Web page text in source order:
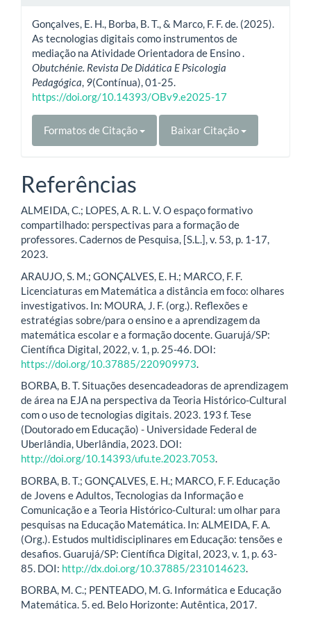
Gonçalves, E. H., Borba, B. T., & Marco, F. F. de. (2025).
As tecnologias digitais como instrumentos de
mediação na Atividade Orientadora de Ensino .
Obutchénie. Revista De Didática E Psicologia
Pedagógica 9(Contínua), 01-25.
https://doi.org/10.14393/OBv9.e2025-17
Formatos de Citação Baixar Citação
Referências
ALMEIDA, C.; LOPES, A. R. L. V. O espaço formativo
compartilhado: perspectivas para a formação de
professores. Cadernos de Pesquisa, [S.L.], v. 53, p. 1-17,
2023.
ARAUJO, S. M.; GONÇALVES, E. H.; MARCO, F. F.
Licenciaturas em Matemática a distância em foco: olhares
investigativos. In: MOURA, J. F. (org.). Reflexões e
estratégias sobre/para o ensino e a aprendizagem da
matemática escolar e a formação docente. Guarujá/SP:
Científica Digital, 2022, v. 1, p. 25-46. DOI:
https://doi.org/10.37885/220909973
BORBA, B. T. Situações desencadeadoras de aprendizagem
de área na EJA na perspectiva da Teoria Histórico-Cultural
com o uso de tecnologias digitais. 2023. 193 f. Tese
(Doutorado em Educação) - Universidade Federal de
Uberlândia, Uberlândia, 2023. DOI:
http://doi.org/10.14393/ufu.te.2023.7053.
BORBA, B. T.; GONÇALVES, E. H.; MARCO, F. F. Educação
de Jovens e Adultos, Tecnologias da Informação e
Comunicação e a Teoria Histórico-Cultural: um olhar para
pesquisas na Educação Matemática. In: ALMEIDA, F. A.
(Org.). Estudos multidisciplinares em Educação: tensões e
desafios. Guarujá/SP: Científica Digital, 2023, v. 1, p. 63-
85. DOI: http://dx.doi.org/10.37885/231014623
BORBA, M. C.; PENTEADO, M. G. Informática e Educação
Matemática. 5. ed. Belo Horizonte: Autêntica, 2017.